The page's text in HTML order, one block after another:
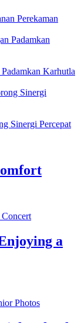
Perekaman
Karhutla
Sinergi Percepat
a